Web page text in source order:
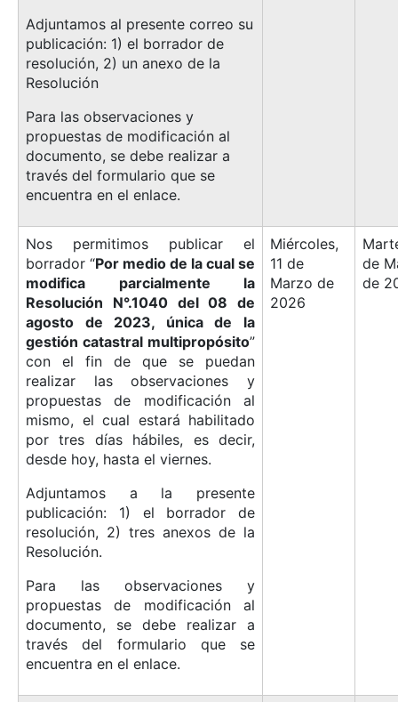
Adjuntamos al presente correo su
publicación: 1) el borrador de
resolución, 2) un anexo de la
Resolución
Para las observaciones y
propuestas de modificación al
documento, se debe realizar a
través del formulario que se
encuentra en el enlace.
Nos permitimos publicar el
borrador “Por medio de la cual se
modifica parcialmente la
Resolución N°.1040 del 08 de
agosto de 2023, única de la
gestión catastral multipropósito”
con el fin de que se puedan
realizar las observaciones y
propuestas de modificación al
mismo, el cual estará habilitado
por tres días hábiles, es decir,
desde hoy, hasta el viernes.
Adjuntamos a la presente
publicación: 1) el borrador de
resolución, 2) tres anexos de la
Resolución.
Para las observaciones y
propuestas de modificación al
documento, se debe realizar a
través del formulario que se
encuentra en el enlace.
Miércoles,
11 de
Marzo de
2026
de
de